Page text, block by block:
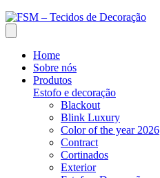
Home
Sobre nós
Produtos
Estofo e decoração
Blackout
Blink Luxury
Color of the year 2026
Contract
Cortinados
Exterior